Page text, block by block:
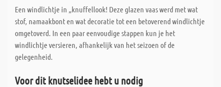
Een windlichtje in „knuffellook! Deze glazen vaas werd met wat
stof, namaakbont en wat decoratie tot een betoverend windlichtje
omgetoverd. In een paar eenvoudige stappen kun je het
windlichtje versieren, afhankelijk van het seizoen of de
gelegenheid.
Voor dit knutselidee hebt u nodig